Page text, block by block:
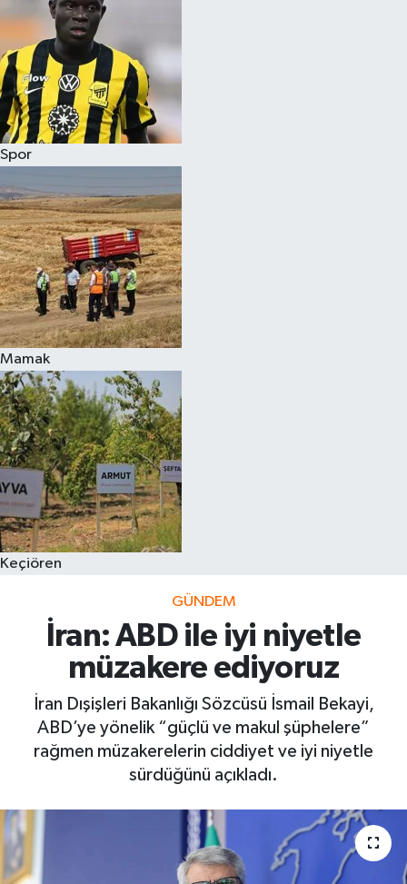
Spor
Mamak
Keçiören
GÜNDEM
İran: ABD ile iyi niyetle
müzakere ediyoruz
İran Dışişleri Bakanlığı Sözcüsü İsmail Bekayi,
ABD’ye yönelik “güçlü ve makul şüphelere”
rağmen müzakerelerin ciddiyet ve iyi niyetle
sürdüğünü açıkladı.